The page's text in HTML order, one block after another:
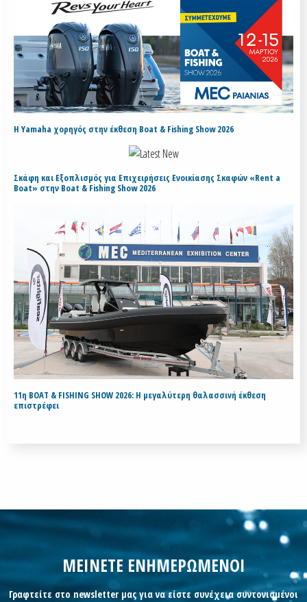
H Yamaha χορηγός στην έκθεση Boat & Fishing Show 2026
Σκάφη και Εξοπλισμός για Επιχειρήσεις Ενοικίασης Σκαφών «Rent a
Boat» στην Boat & Fishing Show 2026
11η BOAT & FISHING SHOW 2026: Η μεγαλύτερη θαλασσινή έκθεση
επιστρέφει
ΜΕΙΝΕΤΕ ΕΝΗΜΕΡΩΜΕΝΟΙ
Γραφτείτε στο newsletter μας για να είστε συνέχεια συντονισμένοι